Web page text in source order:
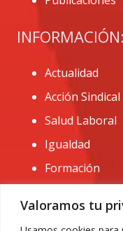
Valoramos tu
INFORMACIÓN:
Actualidad
Acción Sindical
Salud Laboral
Igualdad
Formación
CONTACTO: